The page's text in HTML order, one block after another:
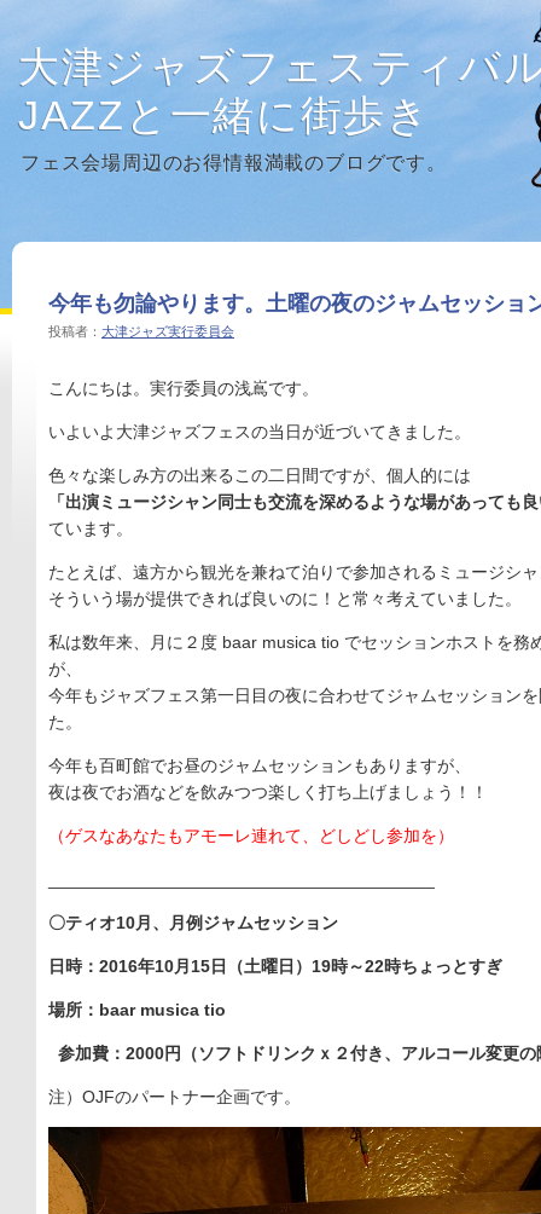
大津ジャズフェスティバ
JAZZと一緒に街歩き
フェス会場周辺のお得情報満載のブログです。
今年も勿論やります。土曜の夜のジャムセッショ
投稿者： 大津ジャズ実行委員会
こんにちは。実行委員の浅嶌です。
いよいよ大津ジャズフェスの当日が近づいてきました。
色々な楽しみ方の出来るこの二日間ですが、個人的には
「出演ミュージシャン同士も交流を深めるような場があっても
ています。
たとえば、遠方から観光を兼ねて泊りで参加されるミュージシ
そういう場が提供できれば良いのに！と常々考えていました。
私は数年来、月に２度 baar musica tio でセッションホストを務
が、
今年もジャズフェス第一日目の夜に合わせてジャムセッション
た。
今年も百町館でお昼のジャムセッションもありますが、
夜は夜でお酒などを飲みつつ楽しく打ち上げましょう！！
（ゲスなあなたもアモーレ連れて、どしどし参加を）
〇ティオ10月、月例ジャムセッション
日時：2016年10月15日（土曜日）19時～22時ちょっとすぎ
場所：baar musica tio
参加費：2000円（ソフトドリンクｘ２付き、アルコール変更
注）OJFのパートナー企画です。